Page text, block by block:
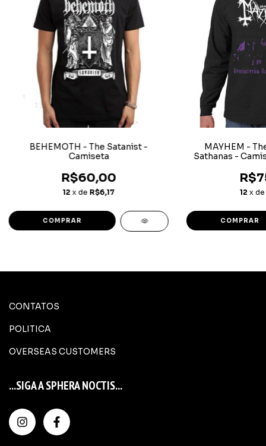
BEHEMOTH - The Satanist -
Camiseta
R$60,00
12 x de R$6,17
COMPRAR
MAYHEM -
Sathanas -
12 x de
COMPRAR
CONTATOS
POLITICA
OVERSEAS CUSTOMERS
...SIGA A SPHERA NOCTIS...